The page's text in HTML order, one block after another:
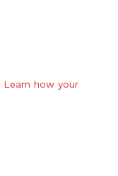
Learn how your